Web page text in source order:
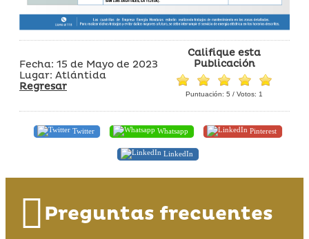
Fecha: 15 de Mayo de 2023
Lugar: Atlántida
Regresar
Califique esta
Publicación
Puntuación: 5 / Votos: 1
Twitter Whatsapp Pinterest
LinkedIn
Preguntas frecuentes